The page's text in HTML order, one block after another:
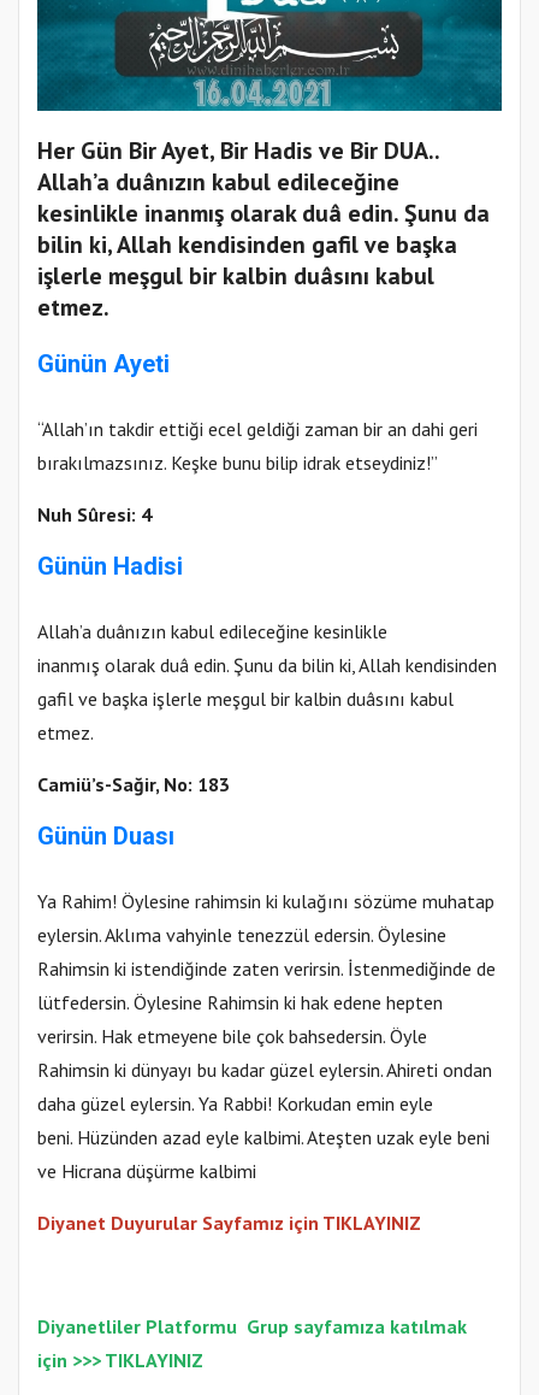
Her Gün Bir Ayet, Bir Hadis ve Bir DUA..
Allah’a duânızın kabul edileceğine
kesinlikle inanmış olarak duâ edin. Şunu da
bilin ki, Allah kendisinden gafil ve başka
işlerle meşgul bir kalbin duâsını kabul
etmez.
Günün Ayeti
“Allah’ın takdir ettiği ecel geldiği zaman bir an dahi geri
bırakılmazsınız. Keşke bunu bilip idrak etseydiniz!”
Nuh Sûresi: 4
Günün Hadisi
Allah’a duânızın kabul edileceğine kesinlikle
inanmış olarak duâ edin. Şunu da bilin ki, Allah kendisinden
gafil ve başka işlerle meşgul bir kalbin duâsını kabul
etmez.
Camiü’s-Sağir, No: 183
Günün Duası
Ya Rahim! Öylesine rahimsin ki kulağını sözüme muhatap
eylersin. Aklıma vahyinle tenezzül edersin. Öylesine
Rahimsin ki istendiğinde zaten verirsin. İstenmediğinde de
lütfedersin. Öylesine Rahimsin ki hak edene hepten
verirsin. Hak etmeyene bile çok bahsedersin. Öyle
Rahimsin ki dünyayı bu kadar güzel eylersin. Ahireti ondan
daha güzel eylersin. Ya Rabbi! Korkudan emin eyle
beni. Hüzünden azad eyle kalbimi. Ateşten uzak eyle beni
ve Hicrana düşürme kalbimi
Diyanet Duyurular Sayfamız için TIKLAYINIZ
Diyanetliler Platformu Grup sayfamıza katılmak
için >>> TIKLAYINIZ